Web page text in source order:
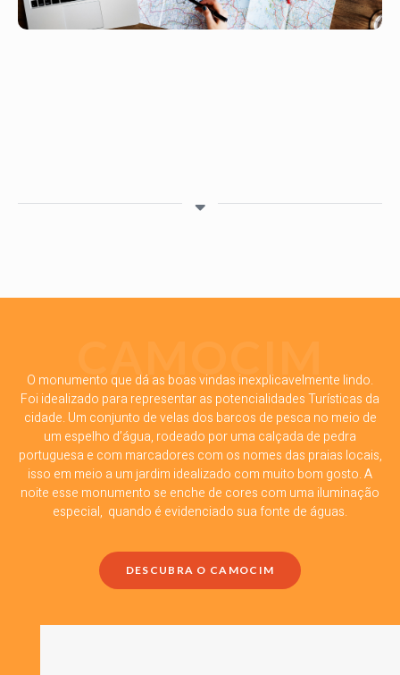
O monumento que dá as boas vindas inexplicavelmente lindo.
Foi idealizado para representar as potencialidades Turísticas da
cidade. Um conjunto de velas dos barcos de pesca no meio de
um espelho d’água, rodeado por uma calçada de pedra
portuguesa e com marcadores com os nomes das praias locais,
isso em meio a um jardim idealizado com muito bom gosto. A
noite esse monumento se enche de cores com uma iluminação
especial, quando é evidenciado sua fonte de águas.
DESCUBRA O CAMOCIM